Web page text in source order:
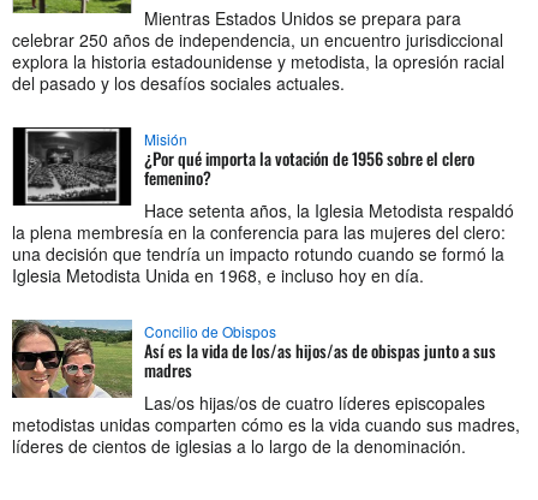
Mientras Estados Unidos se prepara para
celebrar 250 años de independencia, un encuentro jurisdiccional
explora la historia estadounidense y metodista, la opresión racial
del pasado y los desafíos sociales actuales.
Misión
¿Por qué importa la votación de 1956 sobre el clero
femenino?
Hace setenta años, la Iglesia Metodista respaldó
la plena membresía en la conferencia para las mujeres del clero:
una decisión que tendría un impacto rotundo cuando se formó la
Iglesia Metodista Unida en 1968, e incluso hoy en día.
Concilio de Obispos
Así es la vida de los/as hijos/as de obispas junto a sus
madres
Las/os hijas/os de cuatro líderes episcopales
metodistas unidas comparten cómo es la vida cuando sus madres,
líderes de cientos de iglesias a lo largo de la denominación.